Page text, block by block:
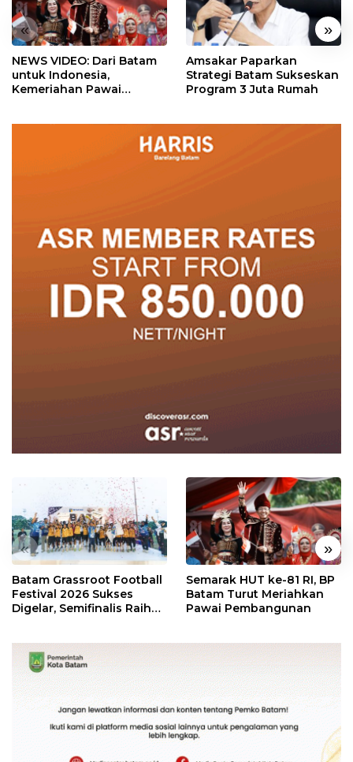
« »
NEWS VIDEO: Dari Batam
untuk Indonesia,
Kemeriahan Pawai
Amsakar Paparkan
Strategi Batam Sukseskan
Program 3 Juta Rumah
« »
Batam Grassroot Football
Festival 2026 Sukses
Digelar, Semifinalis Raih
Semarak HUT ke-81 RI, BP
Batam Turut Meriahkan
Pawai Pembangunan